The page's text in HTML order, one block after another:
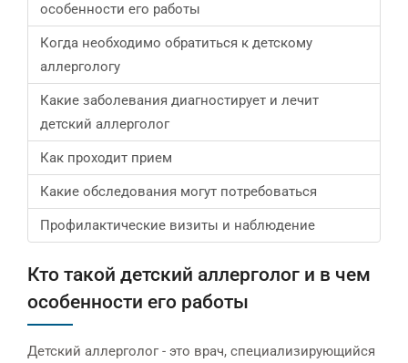
особенности его работы
Когда необходимо обратиться к детскому
аллергологу
Какие заболевания диагностирует и лечит
детский аллерголог
Как проходит прием
Какие обследования могут потребоваться
Профилактические визиты и наблюдение
Кто такой детский аллерголог и в чем
особенности его работы
Детский аллерголог - это врач, специализирующийся